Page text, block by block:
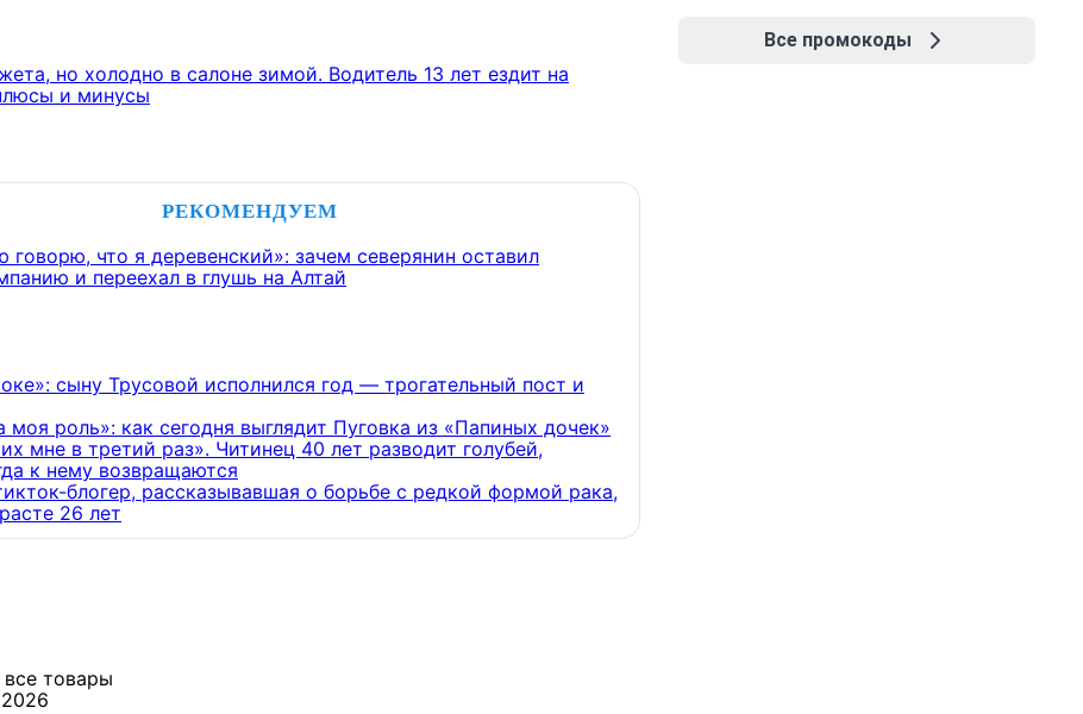
но холодно в салоне зимой. Водитель 13 лет ездит на
и минусы
РЕКОМЕНДУЕМ
говорю, что я деревенский»: зачем северянин оставил
и переехал в глушь на Алтай
сыну Трусовой исполнился год — трогательный пост и
моя роль»: как сегодня выглядит Пуговка из «Папиных дочек»
мне в третий раз». Читинец 40 лет разводит голубей,
к нему возвращаются
блогер, рассказывавшая о борьбе с редкой формой рака,
26 лет
товары
Все промокоды